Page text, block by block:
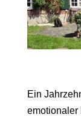
Ein
emotionaler